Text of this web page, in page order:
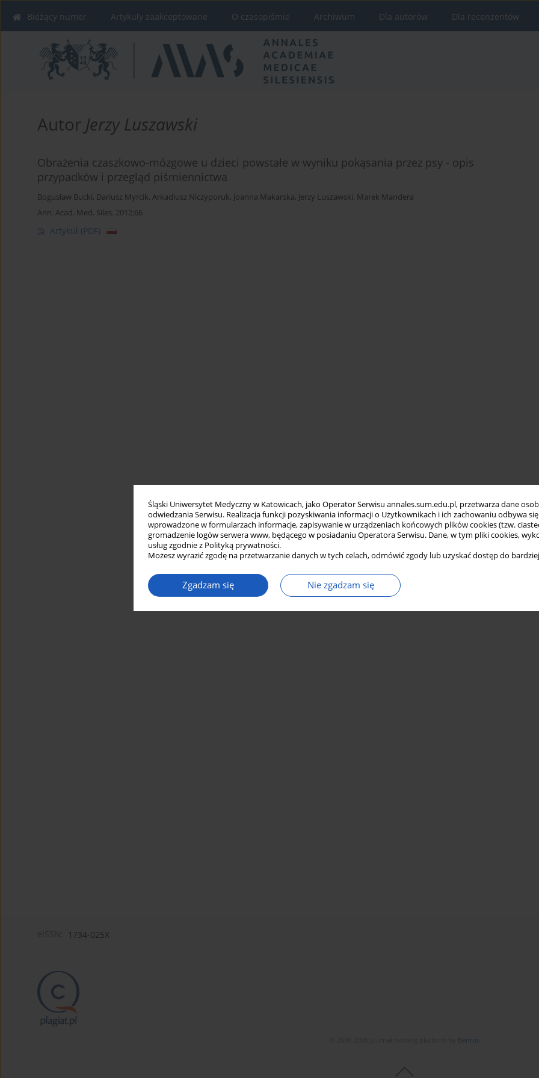
Śląski Uniwersytet Medyczny w Katowicach, jako Operator Serwisu annales.sum.edu.pl, przetwarza dane
odwiedzania Serwisu. Realizacja funkcji pozyskiwania informacji o Użytkownikach i ich zachowaniu odbywa
wprowadzone w formularzach informacje, zapisywanie w urządzeniach końcowych plików cookies (tzw.
gromadzenie logów serwera www, będącego w posiadaniu Operatora Serwisu. Dane, w tym pliki cookies,
usług zgodnie z Polityką prywatności.
Możesz wyrazić zgodę na przetwarzanie danych w tych celach, odmówić zgody lub uzyskać dostęp do
Zgadzam się Nie zgadzam się
Bieżący numer Artykuły zaakceptowane O czasopiśmie Archiwum Dla autorów Dla recenzentów
Autor Jerzy Luszawski
Obrażenia czaszkowo-mózgowe u dzieci powstałe w wyniku pokąsania przez psy - opis
przypadków i przegląd piśmiennictwa
Bogusław Bucki, Dariusz Myrcik, Arkadiusz Niczyporuk, Joanna Makarska, Jerzy Luszawski, Marek Mandera
Ann. Acad. Med. Siles. 2012;66
Artykuł (PDF)
1734-025X
Bentus